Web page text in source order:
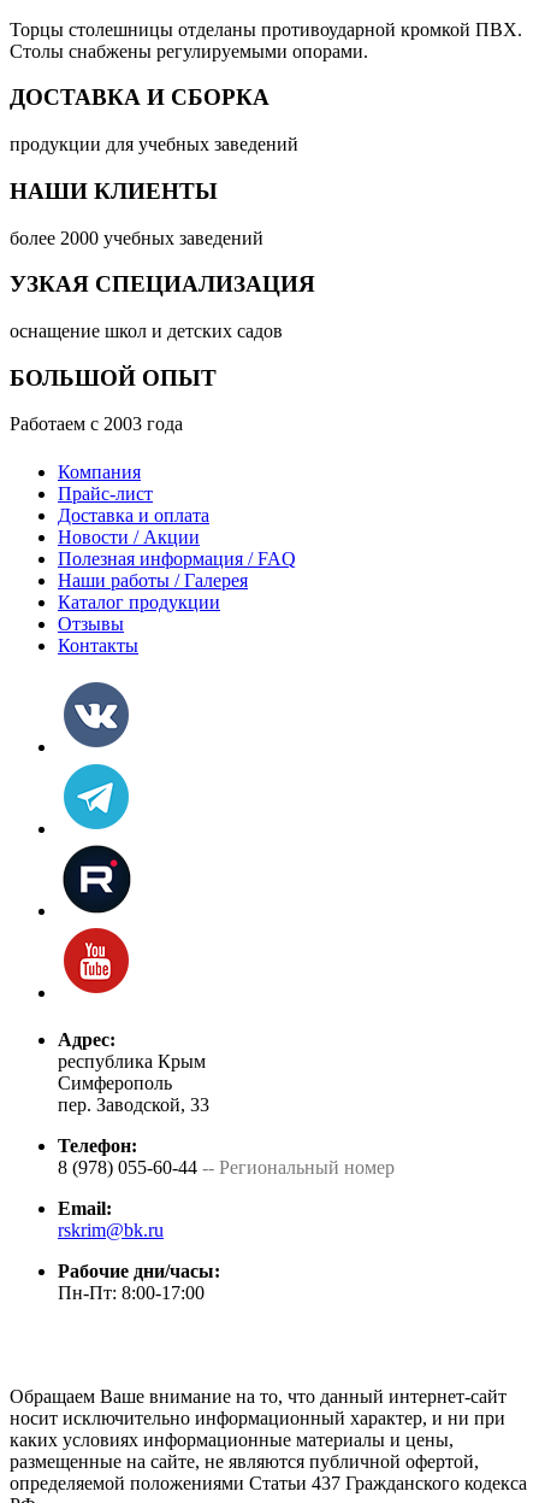
Торцы столешницы отделаны противоударной кромкой ПВХ.
Столы снабжены регулируемыми опорами.
ДОСТАВКА И СБОРКА
продукции для учебных заведений
НАШИ КЛИЕНТЫ
более 2000 учебных заведений
УЗКАЯ СПЕЦИАЛИЗАЦИЯ
оснащение школ и детских садов
БОЛЬШОЙ ОПЫТ
Работаем с 2003 года
Компания
Прайс-лист
Доставка и оплата
Новости / Акции
Полезная информация / FAQ
Наши работы / Галерея
Каталог продукции
Отзывы
Контакты
Адрес:
республика Крым
Симферополь
пер. Заводской, 33
Телефон:
8 (978) 055-60-44 -- Региональный номер
Email:
rskrim@bk.ru
Рабочие дни/часы:
Пн-Пт: 8:00-17:00
Обращаем Ваше внимание на то, что данный интернет-сайт
носит исключительно информационный характер, и ни при
каких условиях информационные материалы и цены,
размещенные на сайте, не являются публичной офертой,
определяемой положениями Статьи 437 Гражданского кодекса